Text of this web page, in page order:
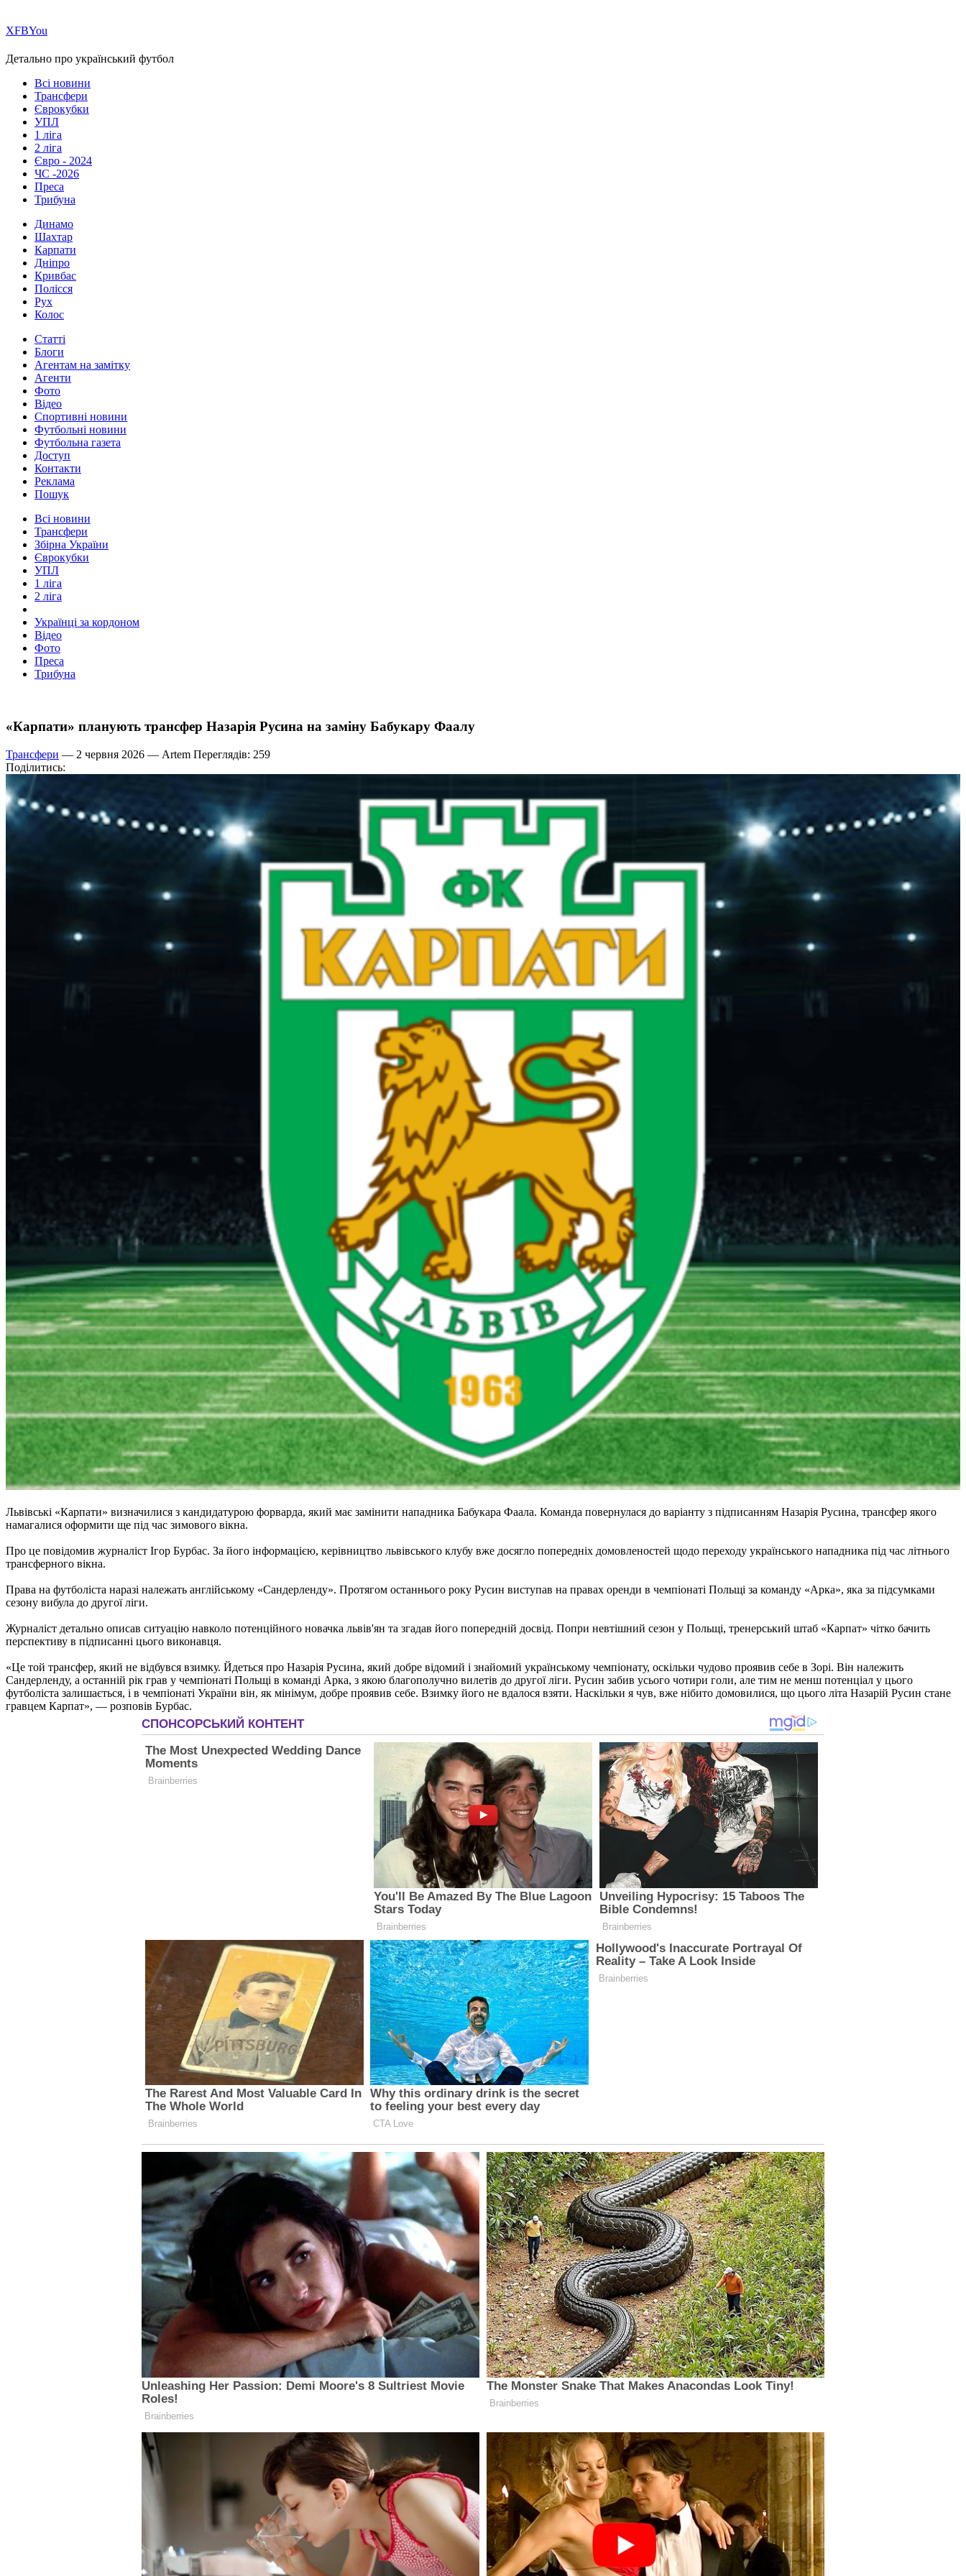
ХFBYou
Детально про український футбол
Всі новини
Трансфери
Єврокубки
УПЛ
1 ліга
2 ліга
Євро - 2024
ЧС -2026
Преса
Трибуна
Динамо
Шахтар
Карпати
Дніпро
Кривбас
Полісся
Рух
Колос
Статті
Блоги
Агентам на замітку
Агенти
Фото
Відео
Спортивні новини
Футбольні новини
Футбольна газета
Доступ
Контакти
Реклама
Пошук
Всі новини
Трансфери
Збірна України
Єврокубки
УПЛ
1 ліга
2 ліга
Українці за кордоном
Відео
Фото
Преса
Трибуна
«Карпати» планують трансфер Назарія Русина на заміну Бабукару Фаалу
Трансфери — 2 червня 2026 — Artem Переглядів: 259
Поділитись:
Львівські «Карпати» визначилися з кандидатурою форварда, який має замінити нападника Бабукара Фаала. Команда повернулася до варіанту з підписанням Назарія Русина, трансфер якого
намагалися оформити ще під час зимового вікна.
Про це повідомив журналіст Ігор Бурбас. За його інформацією, керівництво львівського клубу вже досягло попередніх домовленостей щодо переходу українського нападника під час літнього
трансферного вікна.
Права на футболіста наразі належать англійському «Сандерленду». Протягом останнього року Русин виступав на правах оренди в чемпіонаті Польщі за команду «Арка», яка за підсумками
сезону вибула до другої ліги.
Журналіст детально описав ситуацію навколо потенційного новачка львів'ян та згадав його попередній досвід. Попри невтішний сезон у Польщі, тренерський штаб «Карпат» чітко бачить
перспективу в підписанні цього виконавця.
«Це той трансфер, який не відбувся взимку. Йдеться про Назарія Русина, який добре відомий і знайомий українському чемпіонату, оскільки чудово проявив себе в Зорі. Він належить
Сандерленду, а останній рік грав у чемпіонаті Польщі в команді Арка, з якою благополучно вилетів до другої ліги. Русин забив усього чотири голи, але тим не менш потенціал у цього
футболіста залишається, і в чемпіонаті України він, як мінімум, добре проявив себе. Взимку його не вдалося взяти. Наскільки я чув, вже нібито домовилися, що цього літа Назарій Русин стане
гравцем Карпат», — розповів Бурбас.